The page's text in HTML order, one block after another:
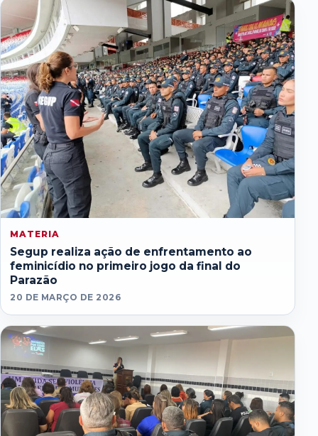
MATERIA
Segup realiza ação de enfrentamento ao
feminicídio no primeiro jogo da final do
Parazão
20 DE MARÇO DE 2026